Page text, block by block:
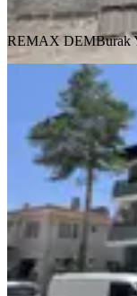
REMAX DEMBurak
1+1
REMAX DEM Burak
Ara